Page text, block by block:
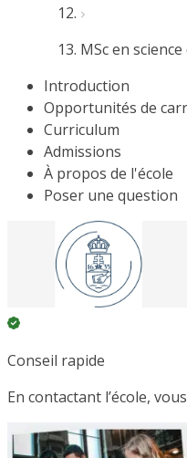
MSc en
Introduction
Opportunités de
Curriculum
Admissions
À propos de l'école
Poser une question
Conseil rapide
En contactant l’école,